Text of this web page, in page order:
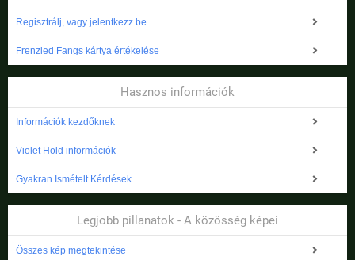
Regisztrálj, vagy jelentkezz be
Frenzied Fangs kártya értékelése
Hasznos információk
Információk kezdőknek
Violet Hold információk
Gyakran Ismételt Kérdések
Legjobb pillanatok - A közösség képei
Összes kép megtekintése